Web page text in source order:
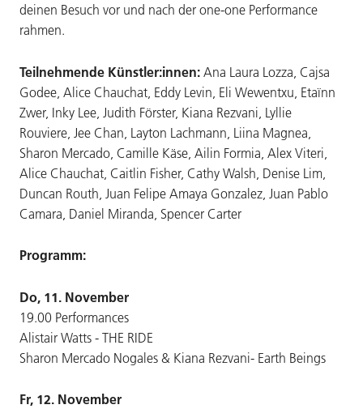
deinen Besuch vor und nach der one-one Performance
rahmen.
Teilnehmende Künstler:innen: Ana Laura Lozza, Cajsa
Godee, Alice Chauchat, Eddy Levin, Eli Wewentxu, Etaïnn
Zwer, Inky Lee, Judith Förster, Kiana Rezvani, Lyllie
Rouviere, Jee Chan, Layton Lachmann, Liina Magnea,
Sharon Mercado, Camille Käse, Ailin Formia, Alex Viteri,
Alice Chauchat, Caitlin Fisher, Cathy Walsh, Denise Lim,
Duncan Routh, Juan Felipe Amaya Gonzalez, Juan Pablo
Camara, Daniel Miranda, Spencer Carter
Programm:
Do, 11. November
19.00 Performances
Alistair Watts - THE RIDE
Sharon Mercado Nogales & Kiana Rezvani- Earth Beings
Fr, 12. November